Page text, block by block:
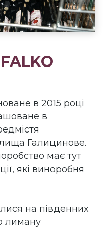
в 2015 році
в
Галицинове.
має тут
які виноробня
на південних
лиману